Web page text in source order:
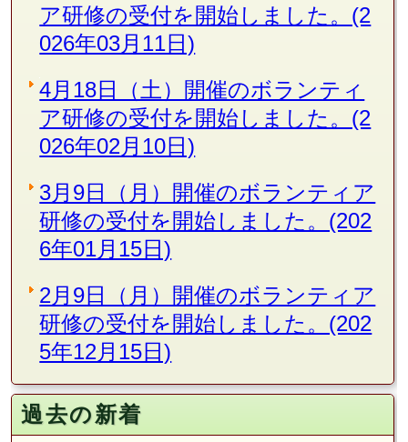
ア研修の受付を開始しました。(2
026年03月11日)
4月18日（土）開催のボランティ
ア研修の受付を開始しました。(2
026年02月10日)
3月9日（月）開催のボランティア
研修の受付を開始しました。(202
6年01月15日)
2月9日（月）開催のボランティア
研修の受付を開始しました。(202
5年12月15日)
過去の新着